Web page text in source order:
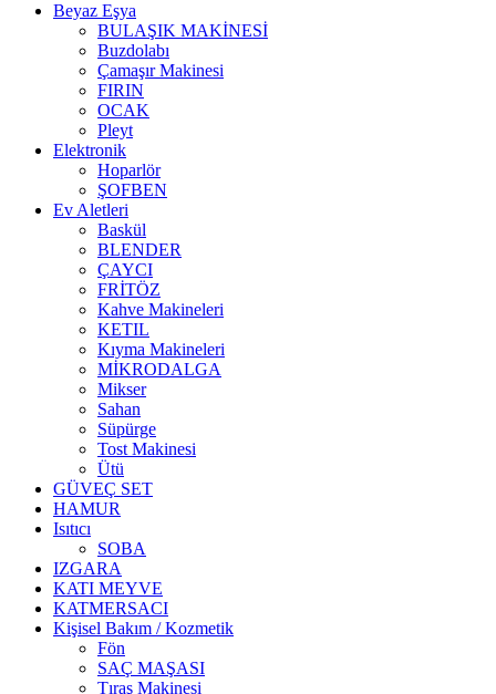
Beyaz Eşya
BULAŞIK MAKİNESİ
Buzdolabı
Çamaşır Makinesi
FIRIN
OCAK
Pleyt
Elektronik
Hoparlör
ŞOFBEN
Ev Aletleri
Baskül
BLENDER
ÇAYCI
FRİTÖZ
Kahve Makineleri
KETIL
Kıyma Makineleri
MİKRODALGA
Mikser
Sahan
Süpürge
Tost Makinesi
Ütü
GÜVEÇ SET
HAMUR
Isıtıcı
SOBA
IZGARA
KATI MEYVE
KATMERSACI
Kişisel Bakım / Kozmetik
Fön
SAÇ MAŞASI
Tıraş Makinesi